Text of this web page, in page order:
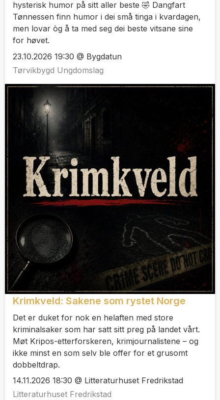
hysterisk humor på sitt aller beste 🤣 Dangfart
Tønnessen finn humor i dei små tinga i kvardagen,
men lovar òg å ta med seg dei beste vitsane sine
for høvet.
23.10.2026 19:30 @ Bygdatun
Tørvikbygd Ungdomslag
Krimkveld: Sakene som rystet Norge
Det er duket for nok en helaften med store
kriminalsaker som har satt sitt preg på landet vårt.
Møt Kripos-etterforskeren, krimjournalistene – og
ikke minst en som selv ble offer for et grusomt
dobbeltdrap.
14.11.2026 18:30 @ Litteraturhuset Fredrikstad
Litteraturhuset Fredrikstad